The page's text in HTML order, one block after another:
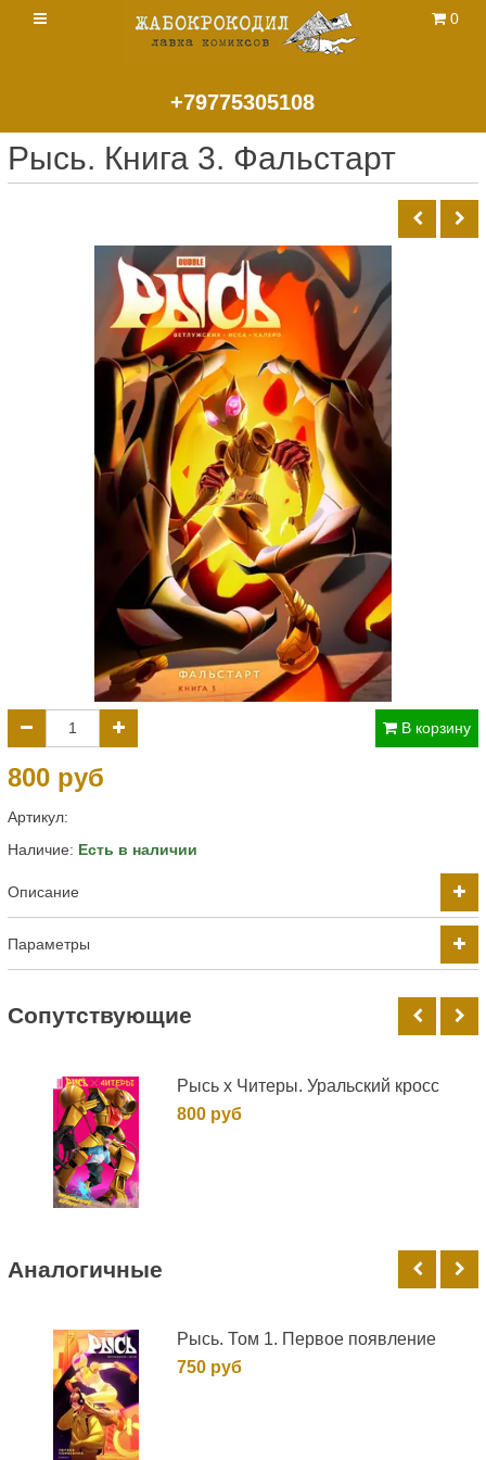
+79775305108
0
Рысь. Книга 3. Фальстарт
В корзину
800 руб
Артикул:
Наличие: Есть в наличии
Описание
Параметры
Cопутствующие
Рысь х Читеры. Уральский кросс
800 руб
Аналогичные
Рысь. Том 1. Первое появление
750 руб